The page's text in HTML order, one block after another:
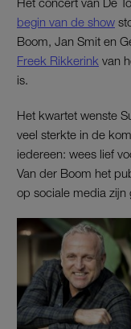
begin van de show
Boom, Jan Smit en
Freek Rikkerink van
is.
Het kwartet wenste
veel sterkte in de
iedereen: wees lief
Van der Boom het
op sociale media zijn